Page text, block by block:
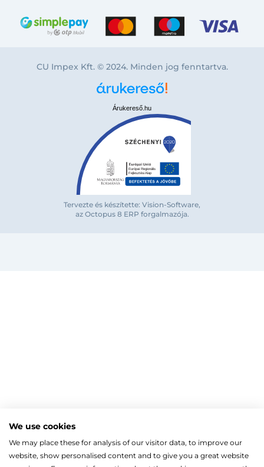
Bejelentkezés közösségi fiókkal
Facebook
MOZGÁSKORLÁTOZOTT TERMÉKEK
ZUHANYKABINOK/AJTÓK
Íves zuhanykabin
Szögletes zuhanykabin
Radiátorok
TÖRÖLKÖZŐSZÁRÍTÓ RADIÁTOR
Törölközőszárító radiátor egyenes
HŐSZIVATTYÚK
Split levegő-víz hőszivattyú
Gépészet, szerszám
KESZTYŰK, VÉDŐFELSZERELÉSEK
CU Impex Kft. © 2024. Minden jog fenntartva.
Árukereső.hu
Tervezte és készítette: Vision-Software,
az Octopus 8 ERP forgalmazója.
We use cookies
We may place these for analysis of our visitor data, to improve our
website, show personalised content and to give you a great website